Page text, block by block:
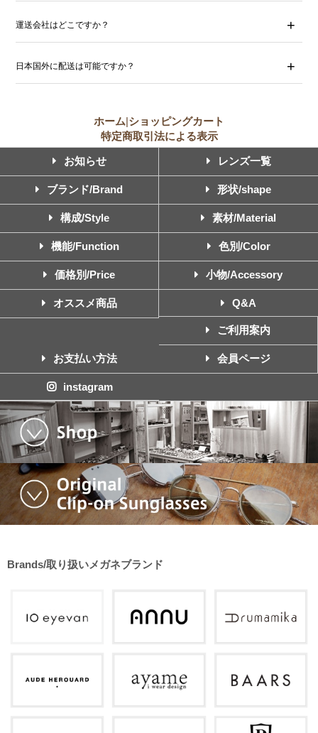
運送会社はどこですか？
日本国外に配送は可能ですか？
ホーム|ショッピングカート
特定商取引法による表示
お知らせ レンズ一覧
ブランド/Brand 形状/shape
構成/Style 素材/Material
機能/Function 色別/Color
価格別/Price 小物/Accessory
オススメ商品 Q&A
ご利用案内
お支払い方法 会員ページ
instagram
Brands/取り扱いメガネブランド